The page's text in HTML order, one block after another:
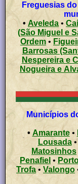
Freguesias
• Aveleda •
(São Miguel e
Ordem •
Barrosas
Nespereira e
Nogueira e
Municípios do distrito do Porto - Porto
• Amarante•
Lousada
Matosinhos
Penafiel •
Trofa • Valongo